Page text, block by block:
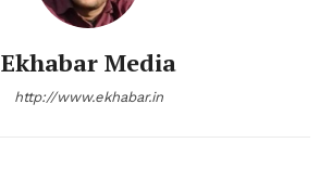
Ekhabar Media
http://www.ekhabar.in